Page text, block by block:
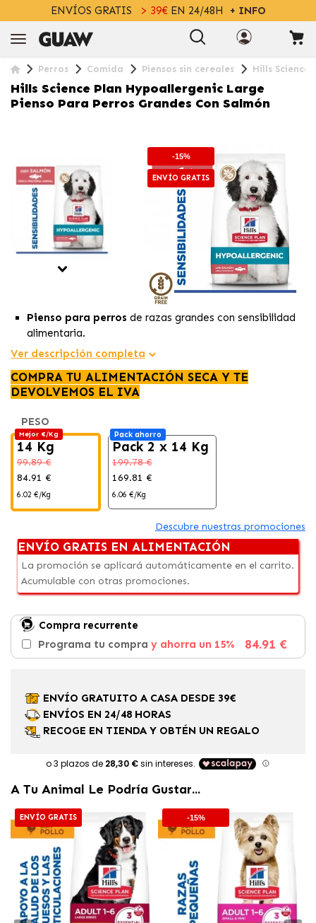
ENVÍOS GRATIS > 39€EN 24/48H + INFO
Perros Comida Piensos sin cereales Hills Science
Hills Science Plan Hypoallergenic Large
Pienso Para Perros Grandes Con Salmón
-15%
ENVÍO GRATIS
Pienso para perros de razas grandes con sensibilidad
alimentaria.
Elaborado consalmóncomo fuente de proteína
altamente digestible.
Fórmula hipoalergénicasin trigo, soja ni lácteos.
Ver descripción completa
COMPRA TU ALIMENTACIÓN SECA Y TE
DEVOLVEMOS EL IVA
PESO
Mejor €/Kg
14 Kg
99.89 €
84.91 €
6.02 €/Kg
Pack ahorro
Pack 2 x 14 Kg
199.78 €
169.81 €
6.06 €/Kg
Descubre nuestras promociones
ENVÍO GRATIS EN ALIMENTACIÓN
La promoción se aplicará automáticamente en el carrito.
Acumulable con otras promociones.
Compra recurrente
Programa tu compra y ahorra un 15% 84.91 €
ENVÍO GRATUITO A CASA DESDE 39€
ENVÍOS EN 24/48 HORAS
RECOGE EN TIENDA Y OBTÉN UN REGALO
A Tu Animal Le Podría Gustar...
ENVÍO GRATIS -15%